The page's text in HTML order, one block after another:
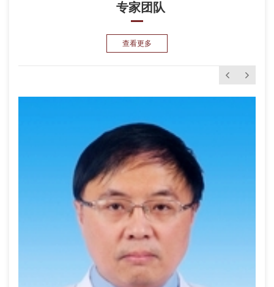
专家团队
查看更多